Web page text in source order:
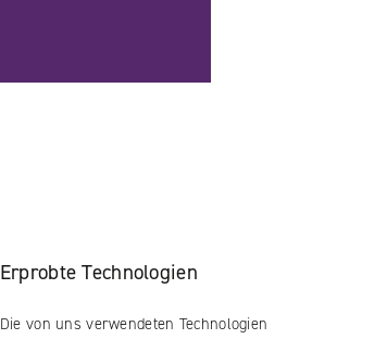
Erprobte Technologien
Die von uns verwendeten Technologien